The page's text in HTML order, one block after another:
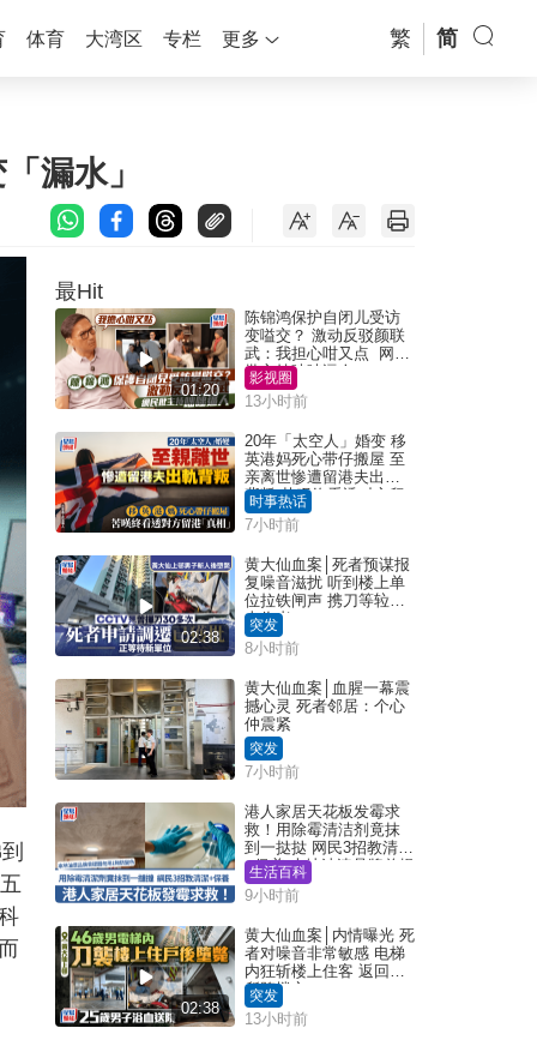
体育 大湾区 专栏 更多 繁 简
漏水」
最Hit
01:20
陈锦鸿保护自闭儿受访
变嗌交？ 激动反驳颜联
武：我担心咁又点 网民
批主持咄咄逼人
影视圈
13小时前
20年「太空人」婚变 移
英港妈死心带仔搬屋 至
亲离世惨遭留港夫出轨
背叛 苦叹终看透对方留
港「真相」｜Juicy叮
时事热话
7小时前
02:38
黄大仙血案│死者预谋报
复噪音滋扰 听到楼上单
位拉铁闸声 携刀等䢂伏
击伤者
突发
8小时前
黄大仙血案│血腥一幕震
撼心灵 死者邻居：个心
仲震紧
突发
7小时前
港人家居天花板发霉求
救！用除霉清洁剂竟抹
到一挞挞 网民3招教清洁
+保养 本地油漆品牌曾提
醒勿用1物防变色
生活百科
9小时前
02:38
黄大仙血案│内情曝光 死
者对噪音非常敏感 电梯
内狂斩楼上住客 返回住
所堕楼亡
突发
13小时前